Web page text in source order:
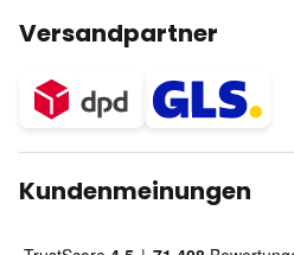
Versandpartner
Kundenmeinungen